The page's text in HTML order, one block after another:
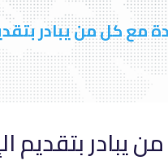
مع كل من يبادر
بتقديم